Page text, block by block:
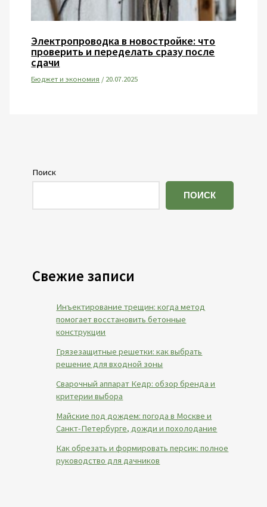
Электропроводка в новостройке: что
проверить и переделать сразу после
сдачи
Бюджет и экономия /20.07.2025
Поиск
ПОИСК
Свежие записи
Инъектирование трещин: когда метод
помогает восстановить бетонные
конструкции
Грязезащитные решетки: как выбрать
решение для входной зоны
Сварочный аппарат Кедр: обзор бренда и
критерии выбора
Майские под дождем: погода в Москве и
Санкт-Петербурге, дожди и похолодание
Как обрезать и формировать персик: полное
руководство для дачников